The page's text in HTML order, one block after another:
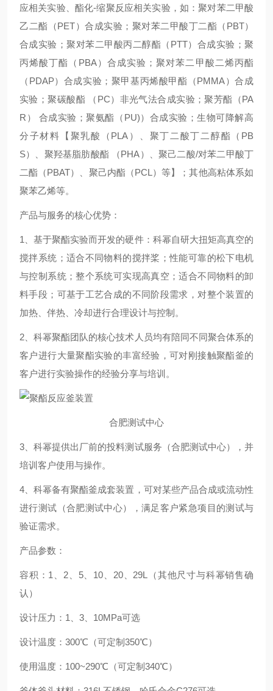
应相关实验、酯化-缩聚反应相关实验，如：聚对苯二甲酸
乙二酯（PET）合成实验；聚对苯二甲酸丁二酯（PBT）
合成实验；聚对苯二甲酸丙二醇酯（PTT）合成实验；聚
丙烯酸丁酯（PBA）合成实验；聚对苯二甲酸二烯丙酯
（PDAP）合成实验；聚甲基丙烯酸甲酯（PMMA）合成
实验；聚碳酸酯 （PC）非光气法合成实验；聚芳酯（PA
R） 合成实验；聚氨酯（PU)）合成实验；生物可降解高
分子材料【聚乳酸（PLA）、聚丁二酸丁二醇酯（PB
S）、聚羟基脂肪酸酯 （PHA）、聚己二酸/对苯二甲酸丁
二酯（PBAT）、聚己内酯（PCL）等】；其他高粘体系如
聚苯乙烯等。
产品与服务的核心优势：
1、基于聚酯实验而开发的硬件：科幂自研大扭矩高真空的
搅拌系统；适合不同物料的搅拌桨；性能可靠的松下电机
与控制系统；整个系统可实现高真空；适合不同物料的卸
料手段；可基于工艺合成的不同阶段需求，对整个装置的
加热、伴热、冷却进行合理设计与控制。
2、科幂聚酯团队的核心技术人员均有陪同不同聚合体系的
客户进行大量聚酯实验的丰富经验，可对刚接触聚酯釜的
客户进行实验操作的经验分享与培训。
合肥测试中心
3、科幂提供出厂前的投料测试服务（合肥测试中心），并
培训客户使用与操作。
4、科幂备有聚酯釜成套装置，可对某些产品合成或流动性
进行测试（合肥测试中心），满足客户紧急项目的测试与
验证需求。
产品参数：
容积：1、2、5、10、20、29L（其他尺寸与科幂销售确
认）
设计压力：1、3、10MPa可选
设计温度：300℃（可定制350℃）
使用温度：100~290℃（可定制340℃）